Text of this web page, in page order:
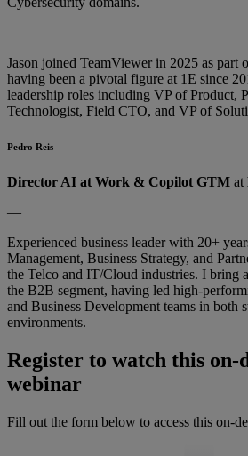
Jason joined TeamViewer in 2025 as part
having been a pivotal figure at 1E since
leadership roles including VP of Product,
Technologist, Field CTO, and VP of
Pedro Reis
Director AI at Work & Copilot GTM at
—
Experienced business leader with 20+
Management, Business Strategy, and
the Telco and IT/Cloud industries. I bring
the B2B segment, having led high-
and Business Development teams in both
environments.
Register to watch this on-
webinar
Fill out the form below to access this on-